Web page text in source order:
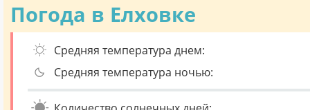
Погода в Елховке
Средняя температура днем:
Средняя температура ночью: